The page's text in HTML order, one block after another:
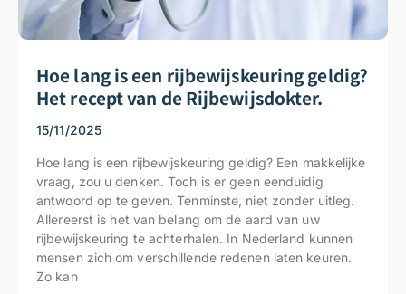
Hoe lang is een rijbewijskeuring geldig?
Het recept van de Rijbewijsdokter.
15/11/2025
Hoe lang is een rijbewijskeuring geldig? Een makkelijke
vraag, zou u denken. Toch is er geen eenduidig
antwoord op te geven. Tenminste, niet zonder uitleg.
Allereerst is het van belang om de aard van uw
rijbewijskeuring te achterhalen. In Nederland kunnen
mensen zich om verschillende redenen laten keuren.
Zo kan